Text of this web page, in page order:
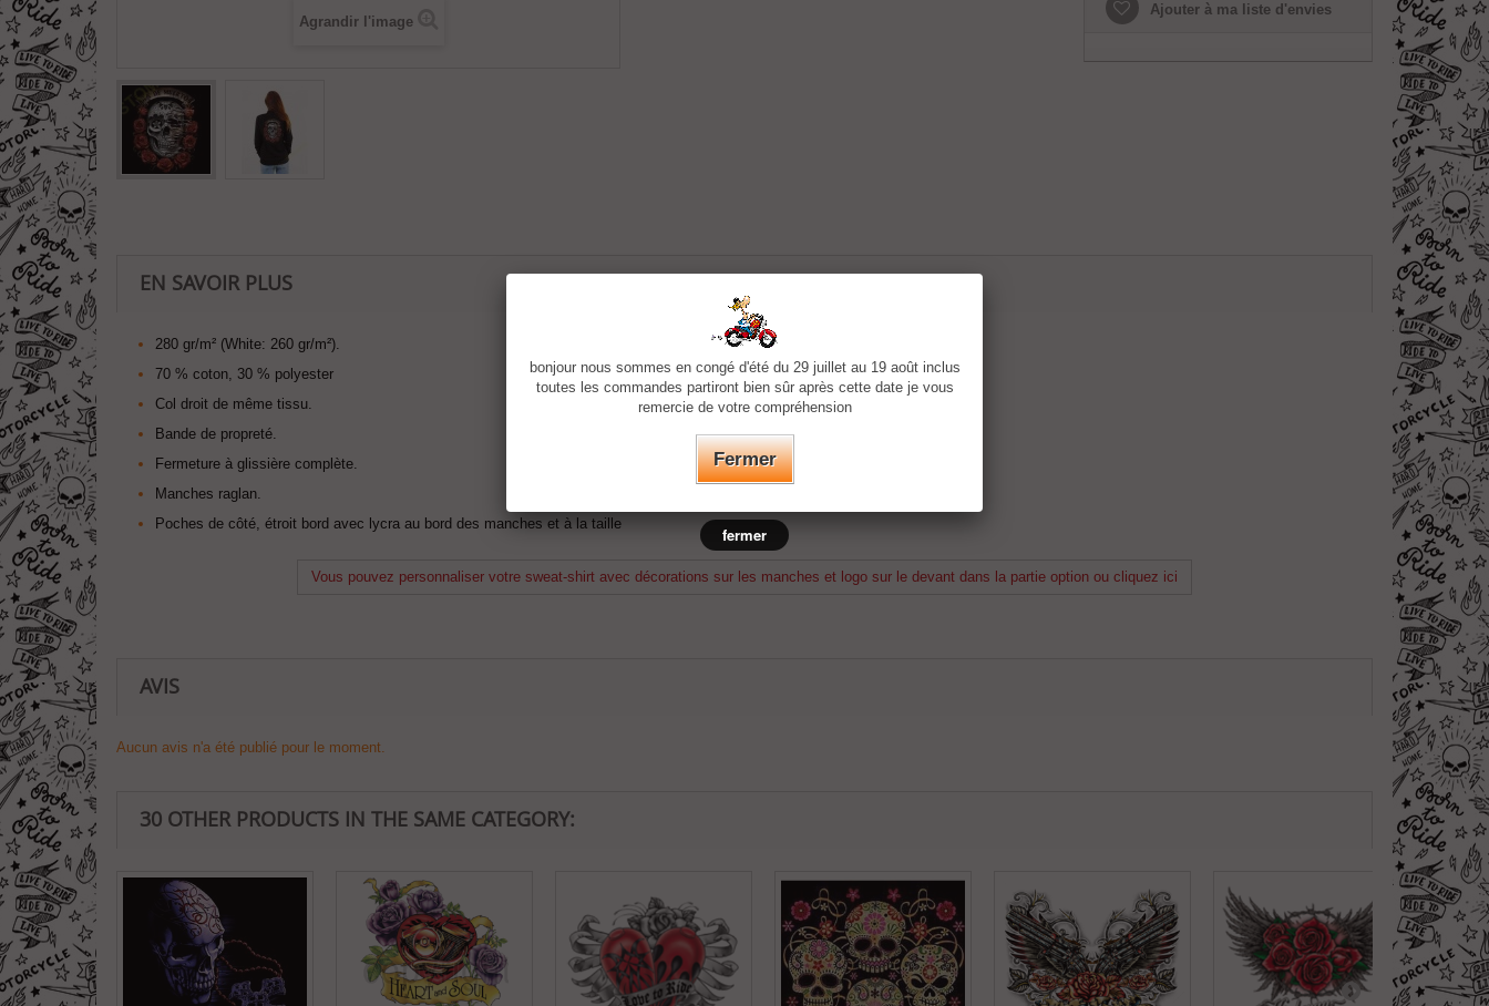
Agrandir l'image
Ajouter à ma liste d'envies
EN SAVOIR PLUS
280 gr/m² (White: 260 gr/m²).
70 % coton, 30 % polyester
Col droit de même tissu.
Bande de propreté.
Fermeture à glissière complète.
Manches raglan.
Poches de côté, étroit bord avec lycra au bord des manches et à la taille
Vous pouvez personnaliser votre sweat-shirt avec décorations sur les manches et logo sur le devant dans la partie option ou cliquez ici
AVIS
Aucun avis n'a été publié pour le moment.
30 OTHER PRODUCTS IN THE SAME CATEGORY:
bonjour nous sommes en congé d'été du 29 juillet au 19 août inclus
toutes les commandes partiront bien sûr après cette date je vous
remercie de votre compréhension
Fermer
fermer